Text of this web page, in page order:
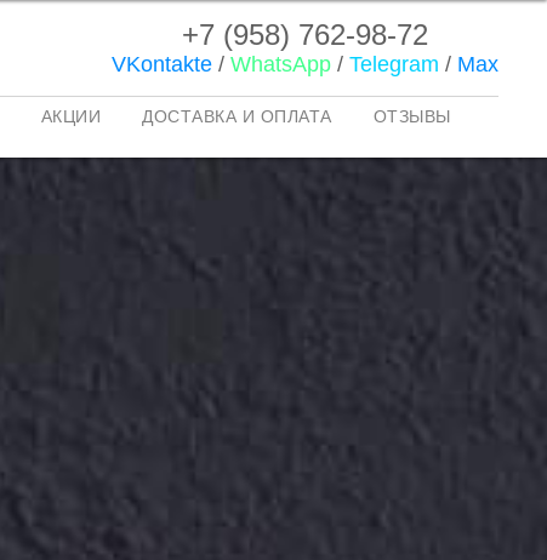
+7 (958) 762-98-72
VKontakte / WhatsApp / Telegram / Max
АКЦИИ ДОСТАВКА И ОПЛАТА
ОТЗЫВЫ